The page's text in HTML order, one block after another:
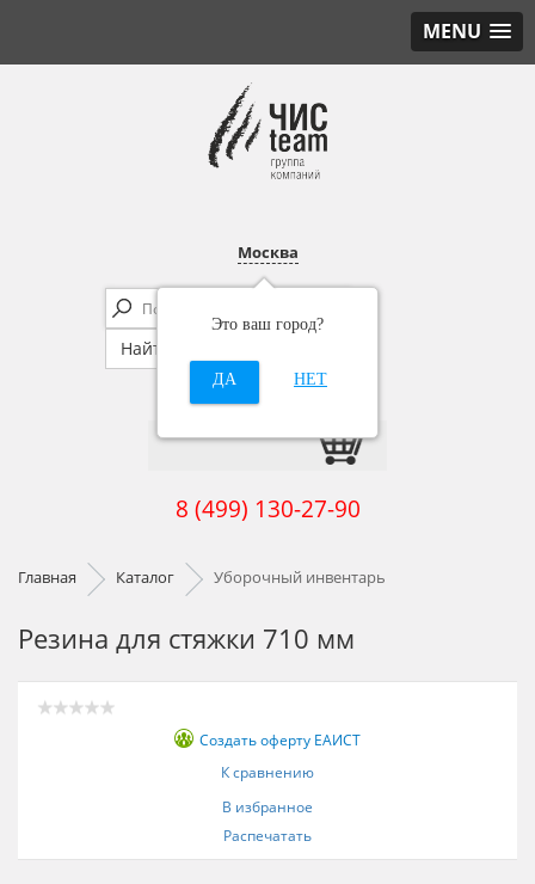
MENU
Москва
Это ваш город?
ДА НЕТ
8 (499) 130-27-90
Главная Каталог Уборочный инвентарь
Резина для стяжки 710 мм
Создать оферту ЕАИСТ
К сравнению
В избранное
Распечатать